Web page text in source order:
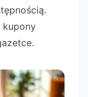
kupony